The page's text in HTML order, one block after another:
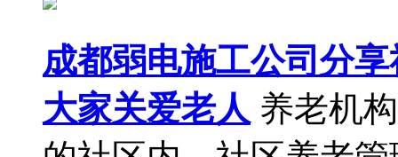
成都弱电施工公司分
大家关爱老人 养老机